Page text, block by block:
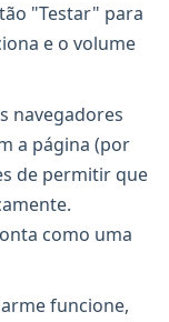
"Testar" para
e o volume
navegadores
a página (por
de permitir que
como uma
funcione,